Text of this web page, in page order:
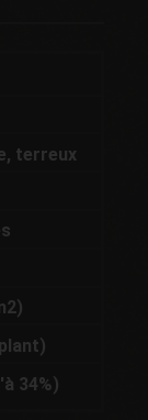
terreux
34%)